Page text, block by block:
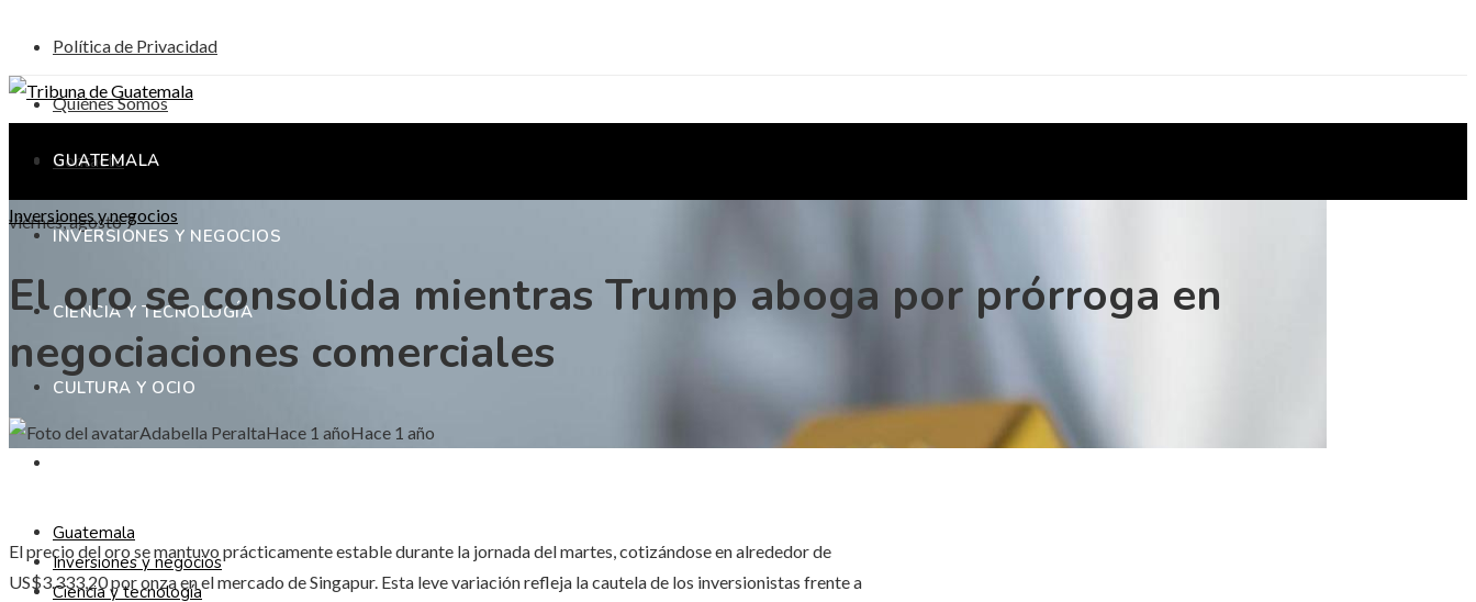
Política de Privacidad
Quiénes Somos
Contacto
viernes, agosto 7
GUATEMALA
INVERSIONES Y NEGOCIOS
CIENCIA Y TECNOLOGÍA
CULTURA Y OCIO
Guatemala
Inversiones y negocios
Ciencia y tecnología
Inversiones y negocios
El oro se consolida mientras Trump aboga por prórroga en
negociaciones comerciales
Adabella PeraltaHace 1 añoHace 1 año
El precio del oro se mantuvo prácticamente estable durante la jornada del martes, cotizándose en alrededor de
US$3.333,20 por onza en el mercado de Singapur. Esta leve variación refleja la cautela de los inversionistas frente a